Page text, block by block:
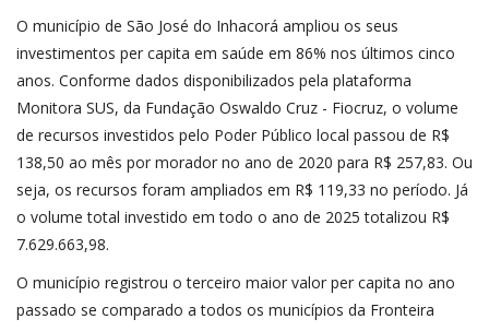
O município de São José do Inhacorá ampliou os seus
investimentos per capita em saúde em 86% nos últimos cinco
anos. Conforme dados disponibilizados pela plataforma
Monitora SUS, da Fundação Oswaldo Cruz - Fiocruz, o volume
de recursos investidos pelo Poder Público local passou de R$
138,50 ao mês por morador no ano de 2020 para R$ 257,83. Ou
seja, os recursos foram ampliados em R$ 119,33 no período. Já
o volume total investido em todo o ano de 2025 totalizou R$
7.629.663,98.
O município registrou o terceiro maior valor per capita no ano
passado se comparado a todos os municípios da Fronteira